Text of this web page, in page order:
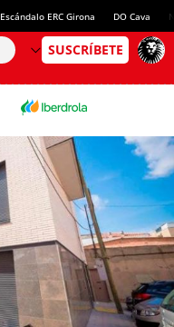
Escándalo ERC Girona DO Cava